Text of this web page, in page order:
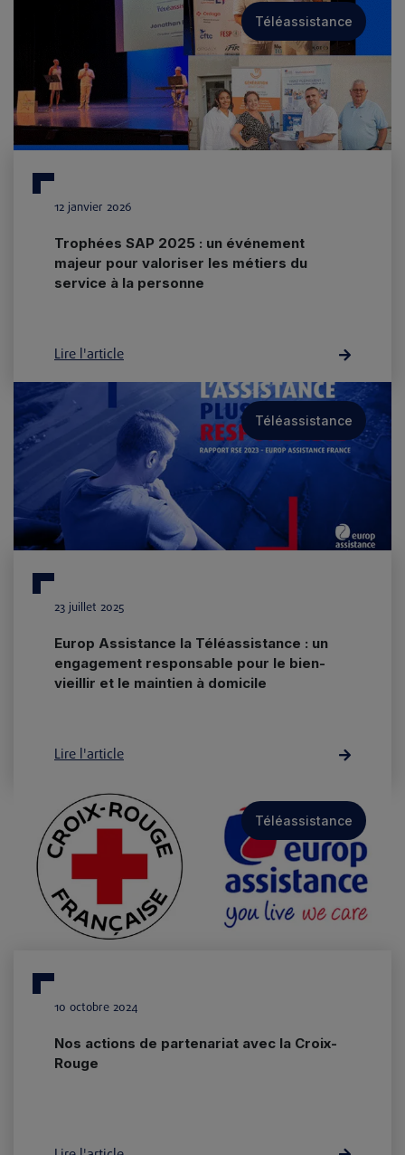
Téléassistance
12 janvier 2026
Trophées SAP 2025 : un événement
majeur pour valoriser les métiers du
service à la personne
Lire l'article
Téléassistance
23 juillet 2025
Europ Assistance la Téléassistance : un
engagement responsable pour le bien-
vieillir et le maintien à domicile
Lire l'article
Téléassistance
10 octobre 2024
Nos actions de partenariat avec la Croix-
Rouge